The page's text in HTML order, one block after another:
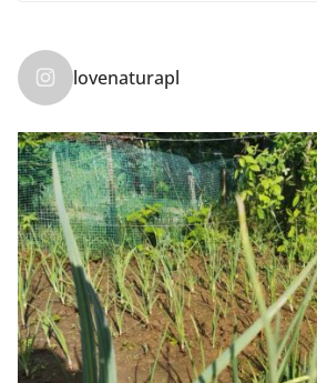
lovenaturapl